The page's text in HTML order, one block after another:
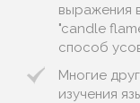
выражения
"candle
способ
Многие
изучения